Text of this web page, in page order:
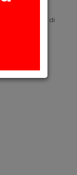
in fase di